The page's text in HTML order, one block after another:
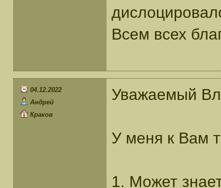
Всем всех
04.12.2022
Андрей
Краков
Уважаемый
У меня к Вам
1. Может